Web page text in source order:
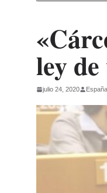
ley
julio 24, 2020